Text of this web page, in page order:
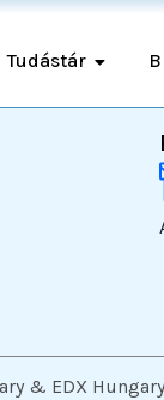
Tudástár
& EDX